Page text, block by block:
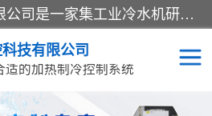
宿迁慈乌温控科技有限公司是一家集工业冷水机研发、制造、营销、服务于一体的技术生产型企业，经营范围包括：冷水机、螺杆式冷水机组、工业冷水机、水冷式冷水机、风冷式冷水机组、风冷螺杆式冷冻机组、冷冻机、注塑专用冷水机、混泥土专用冷水机、低温防爆冷水机组等。专业温控设备供应商 模温机/冷水机/导热油炉定制服务等
技有限公司
适的加热制冷控制系统